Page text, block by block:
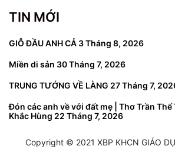
TIN MỚI
GIỖ ĐẦU ANH CẢ 3 Tháng 8, 2026
Miền di sản 30 Tháng 7, 2026
TRUNG TƯỚNG VỀ LÀNG 27 Tháng 7,
Đón các anh về với đất mẹ | Thơ Trần Thế
Khắc Hùng 22 Tháng 7, 2026
Copyright © 2021 XBP KHCN GIÁO